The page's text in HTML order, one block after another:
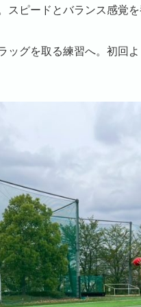
ピードとバランス感覚を
ッグを取る練習へ。初回